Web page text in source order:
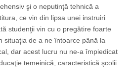
şi o neputinţă tehnică a
ce vin din lipsa unei instruiri
studenţii vin cu o pregătire foarte
situaţia de a ne întoarce până la
dar acest lucru nu ne-a împiedicat
temeinică, caracteristică şcolii